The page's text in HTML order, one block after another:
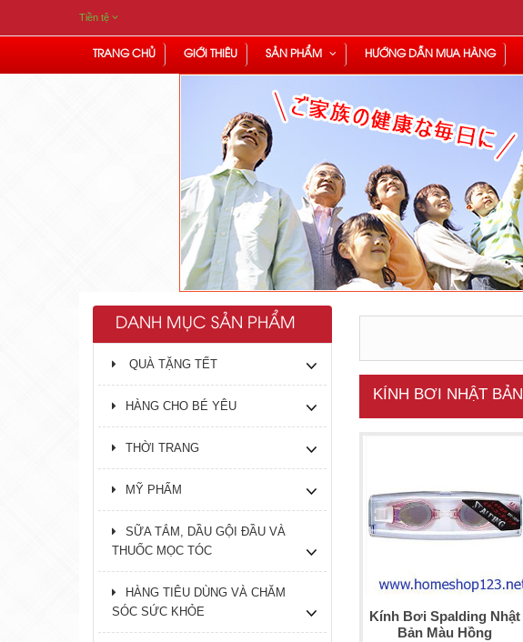
Tiền tệ
TRANG CHỦ GIỚI THIÊU SẢN PHẨM HƯỚNG DẪN MUA HÀNG
DANH MỤC SẢN PHẨM
QUÀ TẶNG TẾT
HÀNG CHO BÉ YÊU
THỜI TRANG
MỸ PHẨM
SỮA TẮM, DẦU GỘI ĐẦU VÀ
THUỐC MỌC TÓC
HÀNG TIÊU DÙNG VÀ CHĂM
SÓC SỨC KHỎE
KÍNH BƠI NHẬT BẢN
Kính Bơi Spalding Nhật
Bản Màu Hồng